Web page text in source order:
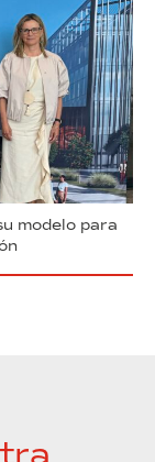
modelo para